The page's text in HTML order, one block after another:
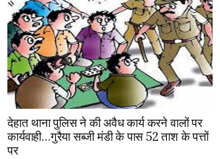
देहात थाना पुलिस ने की अवैध कार्य करने वालों पर
कार्यवाही…गुरैया सब्जी मंडी के पास 52 ताश के पत्तों
पर